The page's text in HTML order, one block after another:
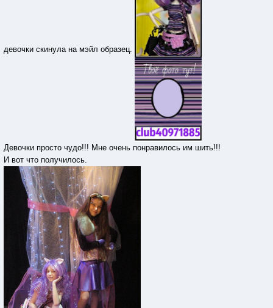
девочки скинула на мэйл образец.
Девочки просто чудо!!! Мне очень понравилось им шить!!!
И вот что получилось.